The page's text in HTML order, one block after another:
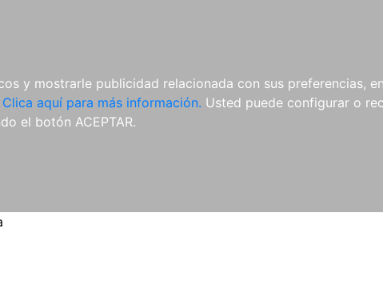
y mostrarle publicidad relacionada con sus preferencias,
Clica aquí para más información. Usted puede configurar o
el botón ACEPTAR.
REVISTAS
CDS Y
DVDS
MATERIAL
COMPLEMENTARIO